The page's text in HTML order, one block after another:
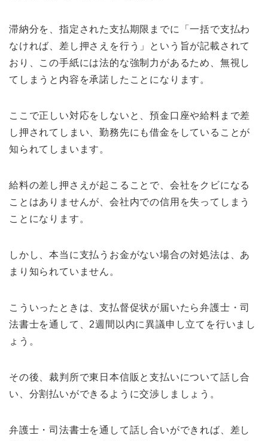
滞納分を、指定された支払期限までに「一括で支払わ
なければ、差し押さえを行う」という旨が記載されて
おり、この手紙には法的な強制力があるため、無視し
てしまうと内容を承諾したことになります。
ここで正しい対応をしないと、預金口座や給料まで差
し押されてしまい、勤務先にも借金をしていることが
知られてしまいます。
給料の差し押さえが起こることで、会社をクビになる
ことはありませんが、会社内での信用を失ってしまう
ことになります。
しかし、本当に支払うお金がない場合の対処法は、あ
まり知られていません。
こういったときは、支払督促状が届いたら弁護士・司
法書士を通して、2週間以内に異議申し立てを行いまし
ょう。
その後、裁判所で東日本信販と支払いについて話し合
い、分割払いができるように交渉しましょう。
弁護士・司法書士を通して話し合いができれば、差し